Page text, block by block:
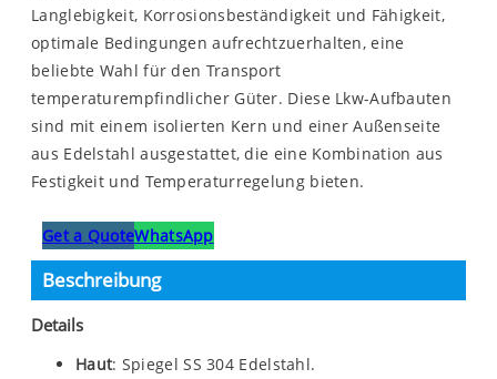
Langlebigkeit, Korrosionsbeständigkeit und Fähigkeit,
optimale Bedingungen aufrechtzuerhalten, eine
beliebte Wahl für den Transport
temperaturempfindlicher Güter. Diese Lkw-Aufbauten
sind mit einem isolierten Kern und einer Außenseite
aus Edelstahl ausgestattet, die eine Kombination aus
Festigkeit und Temperaturregelung bieten.
Get a QuoteWhatsApp
Beschreibung
Details
Haut: Spiegel SS 304 Edelstahl.